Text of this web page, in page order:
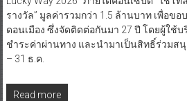
รางวัล” มูลค่ารวมกว่า 1.5 ล้านบาท เพื่อข
ดอนเมือง ซึ่งจัดติดต่อกันมา 27 ปี โดยผู้ใช้
ชำระค่าผ่านทาง และนำมาเป็นสิทธิ์ร่วมสนุ
– 31 ธ.ค.
Read more